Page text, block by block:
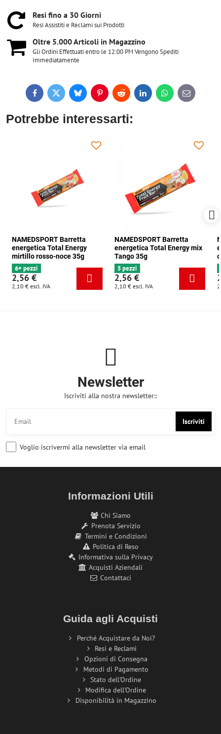
Resi fino a 30 Giorni
Resi Assistiti e Reclami sui Prodotti
Oltre 5​.000 Articoli in Magazzino
Gli Ordini Effettuati entro le 12:00 PM Vengono Spediti
Immediatamente
FacebookTwitterBlueskyPinterestReddit LinkedInWhatsApp
E-
mail
Potrebbe interessarti:
NAMEDSPORT Barretta
energetica Total Energy
mirtillo rosso-noce 35g
6+ pezzi
2,56 €
2,10 € escl. IVA
NAMEDSPORT Barretta
energetica Total Energy mix
Tango 35g
5 pezzi
2,56 €
2,10 € escl. IVA
Newsletter
Iscriviti alla nostra newsletter::
Iscriviti
Voglio iscrivermi alla newsletter via email
Informazioni Utili
Chi Siamo
Prenota Servizio
Termini e Condizioni
Politica di Reso
Informativa sulla Privacy
Acquisti Aziendali
Contattaci
Guida agli Acquisti
Perché Acquistare da Noi?
Resi e Reclami
Opzioni di Consegna
Metodi di Pagamento
Stato dell'Ordine
Modifica dell'Ordine
Disponibilità in Magazzino